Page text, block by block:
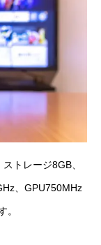
トレージ8GB、
、GPU750MHz
。